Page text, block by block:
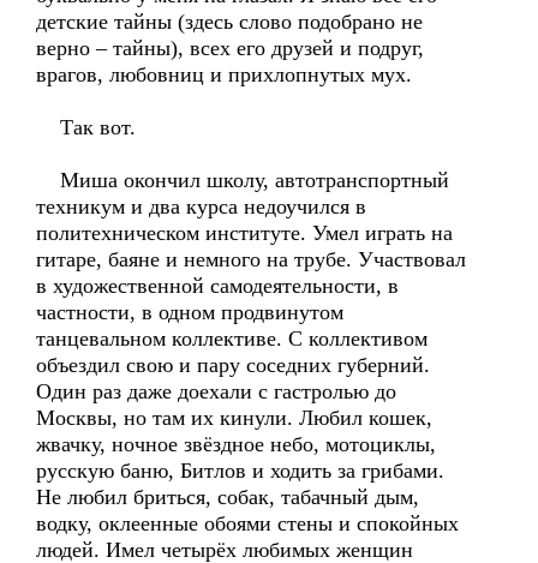
детские тайны (здесь слово подобрано не
верно – тайны), всех его друзей и подруг,
врагов, любовниц и прихлопнутых мух.
Так вот.
Миша окончил школу, автотранспортный
техникум и два курса недоучился в
политехническом институте. Умел играть на
гитаре, баяне и немного на трубе. Участвовал
в художественной самодеятельности, в
частности, в одном продвинутом
танцевальном коллективе. С коллективом
объездил свою и пару соседних губерний.
Один раз даже доехали с гастролью до
Москвы, но там их кинули. Любил кошек,
жвачку, ночное звёздное небо, мотоциклы,
русскую баню, Битлов и ходить за грибами.
Не любил бриться, собак, табачный дым,
водку, оклеенные обоями стены и спокойных
людей. Имел четырёх любимых женщин